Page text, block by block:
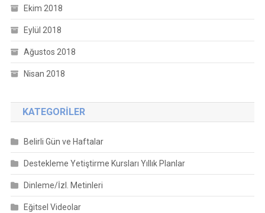
Ekim 2018
Eylül 2018
Ağustos 2018
Nisan 2018
KATEGORILER
Belirli Gün ve Haftalar
Destekleme Yetiştirme Kursları Yıllık Planlar
Dinleme/İzl. Metinleri
Eğitsel Videolar